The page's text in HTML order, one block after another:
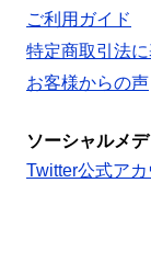
ご利用ガイド
特定商取引法
お客様からの声
ソーシャルメ
Twitter公式アカ